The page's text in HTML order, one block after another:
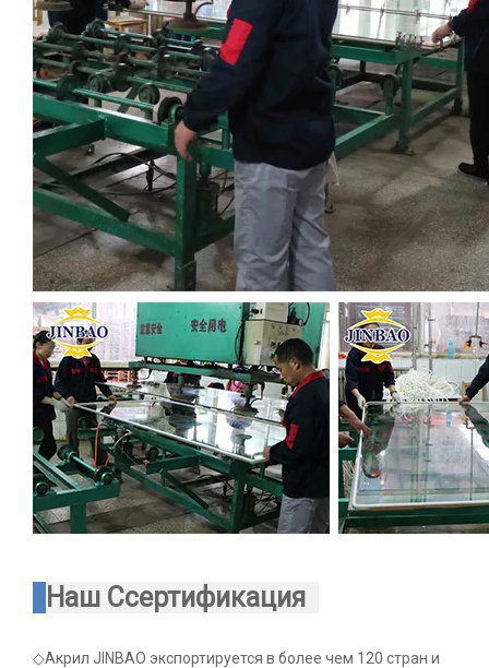
Наш Ссертификация
◇Акрил JINBAO экспортируется в более чем 120 стран и